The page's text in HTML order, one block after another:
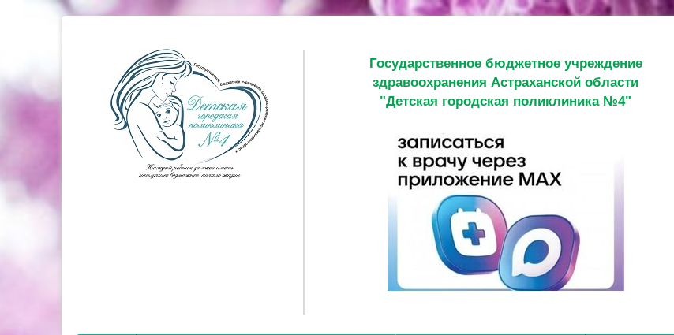
Государственное бюджетное учреждение
здравоохранения Астраханской области
"Детская городская поликлиника №4"